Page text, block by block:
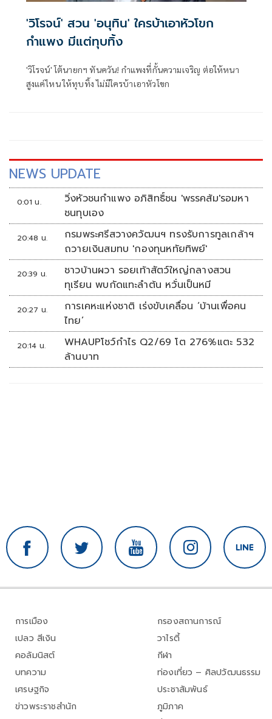
'วิโรจน์' สวน 'อนุทิน' ใครบ้าเอาหัวโขก
กำแพง มีแต่ทุบทิ้ง
'วิโรจน์' โต้นายกฯ ทันควัน! กำแพงที่กั้นความเจริญ ต่อให้หนา
สูงแค่ไหน ให้ทุบทิ้ง ไม่มีใครบ้าเอาหัวโขก
NEWS UPDATE
0:01 น.
วิ่งหัวชนกำแพง อภิสิทธิ์ชน 'พรรคส้ม'รอมหา
ชนทุบเอง
20:48 น.
กรมพระศรีสวางควัฒนฯ ทรงรับการทูลเกล้าฯ
ถวายเงินสมทบ 'กองทุนหทัยทิพย์'
20:39 น.
ชาวบ้านผวา รอยเท้าสัตว์ใหญ่กลางสวน
ทุเรียน พบกัดแทะลำต้น หวั่นเป็นหมี
20:27 น.
การเคหะแห่งชาติ เร่งขับเคลื่อน ‘บ้านเพื่อคน
ไทย’
20:14 น.
WHAUPโชว์กำไร Q2/69 โต 276%แตะ 532
ล้านบาท
การเมือง
เปลว สีเงิน
คอลัมนิสต์
บทความ
เศรษฐกิจ
ข่าวพระราชสำนัก
กรองสถานการณ์
วาไรตี้
กีฬา
ท่องเที่ยว – ศิลปวัฒนธรรม
ประชาสัมพันธ์
ภูมิภาค